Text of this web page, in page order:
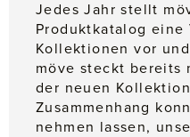
Jedes Jahr stellt
Produktkatalog
Kollektionen vor
möve steckt bereits
der neuen
Zusammenhang
nehmen lassen,